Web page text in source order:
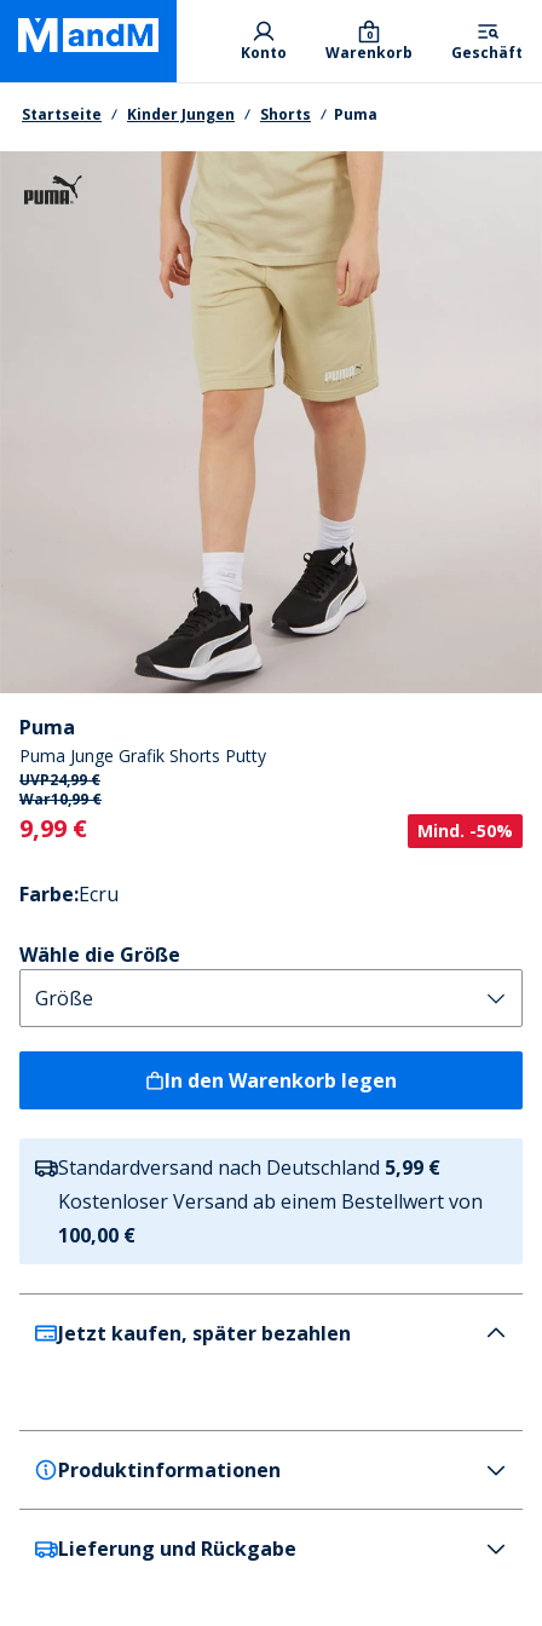
Skip
main
content
Primary departments
Konto Warenkorb
0
Geschäft
Brotkrumen
Startseite Kinder Jungen Shorts Puma
Puma
Puma Junge Grafik Shorts Putty
UVP24,99 €
War10,99 €
Current
9,99 € Mind. -50%
Farbe:Ecru
Wähle die Größe
In den Warenkorb legen
Standardversand nach Deutschland 5,99 €
Kostenloser Versand ab einem Bestellwert von
100,00 €
Jetzt kaufen, später bezahlen
Produktinformationen
Puma
Lieferung und Rückgabe